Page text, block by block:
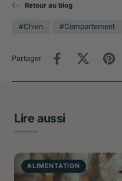
Retour au blog
#Chien #Comportement
Partager
Lire aussi
ALIMENTATION